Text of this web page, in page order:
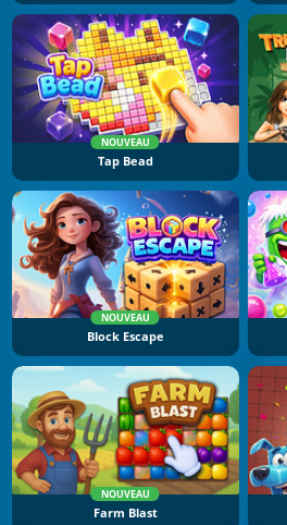
NOUVEAU
Tap Bead
NOUVEAU
Block Escape
NOUVEAU
Farm Blast